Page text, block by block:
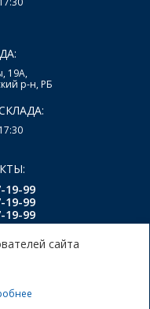
19А,
р-н, РБ
19-99
19-99
19-99
использования
сайта